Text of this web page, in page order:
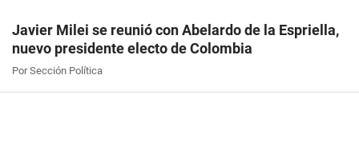
Javier Milei se reunió con Abelardo de la Espriella,
nuevo presidente electo de Colombia
Por Sección Política